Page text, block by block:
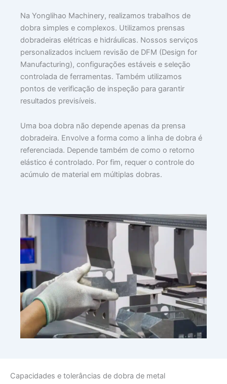
Na Yonglihao Machinery, realizamos trabalhos de
dobra simples e complexos. Utilizamos prensas
dobradeiras elétricas e hidráulicas. Nossos serviços
personalizados incluem revisão de DFM (Design for
Manufacturing), configurações estáveis e seleção
controlada de ferramentas. Também utilizamos
pontos de verificação de inspeção para garantir
resultados previsíveis.
Uma boa dobra não depende apenas da prensa
dobradeira. Envolve a forma como a linha de dobra é
referenciada. Depende também de como o retorno
elástico é controlado. Por fim, requer o controle do
acúmulo de material em múltiplas dobras.
Capacidades e tolerâncias de dobra de metal